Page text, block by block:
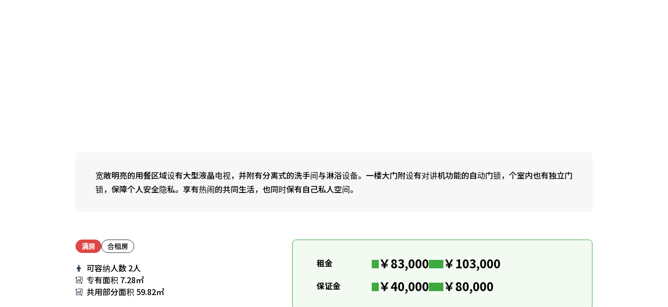
宽敞明亮的用餐区域设有大型液晶电视，并附有分离式的洗手间与淋浴设备。一楼大门附设有对讲机功能的自动门锁，个室内也有独立门
锁，保障个人安全隐私。享有热闹的共同生活，也同时保有自己私人空间。
满房 合租房
可容纳人数 2人
专有面积 7.28㎡
共用部分面积 59.82㎡
租金 ￥83,000 ￥103,000
保证金 ￥40,000 ￥80,000